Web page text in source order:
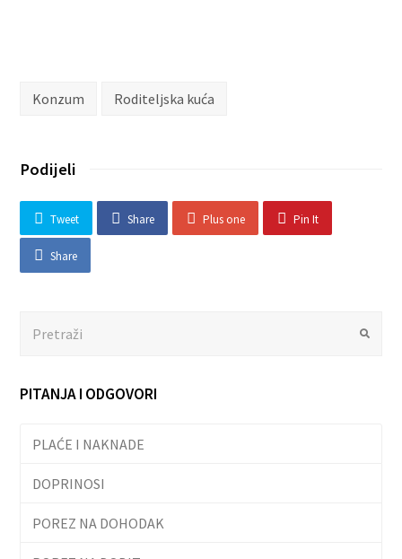
Konzum Roditeljska kuća
Podijeli
Tweet Share Plus one Pin It
Share
PITANJA I ODGOVORI
PLAĆE I NAKNADE
DOPRINOSI
POREZ NA DOHODAK